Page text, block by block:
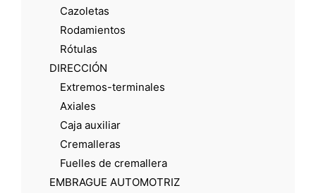
Cazoletas
Rodamientos
Rótulas
DIRECCIÓN
Extremos-terminales
Axiales
Caja auxiliar
Cremalleras
Fuelles de cremallera
EMBRAGUE AUTOMOTRIZ